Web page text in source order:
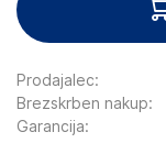
Prodajalec:
Brezskrben nakup:
Garancija: